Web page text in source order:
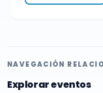
NAVEGACIÓN
Explorar eventos